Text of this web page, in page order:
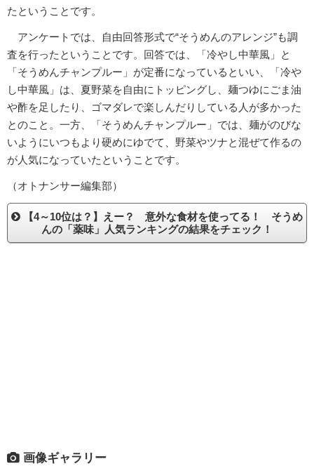
たということです。
アンケートでは、自由回答形式で“そうめんのアレンジ”も調
査を行ったということです。回答では、「冷やし中華風」と
「そうめんチャンプルー」が定番になっているといい、「冷や
し中華風」は、夏野菜を自由にトッピングし、麺つゆにごま油
や酢を足したり、ゴマダレで楽しんだりしている人が多かった
とのこと。一方、「そうめんチャンプルー」では、麺がのびな
いようにいつもより硬めにゆでて、野菜やツナと混ぜて作るの
が人気になっていたということです。
（オトナンサー編集部）
【4～10位は？】えー？ 意外な食材を使ってる！ そうめ
んの「薬味」人気ランキングの結果をチェック！
画像ギャラリー